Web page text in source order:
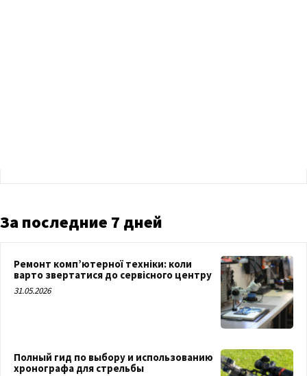
За последние 7 дней
Ремонт комп’ютерної техніки: коли
варто звертатися до сервісного центру
31.05.2026
Полный гид по выбору и использованию
хронографа для стрельбы